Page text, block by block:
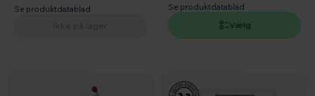
Se produktdatablad Se produktdatablad
Vælg